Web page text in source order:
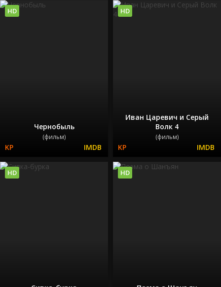
Чернобыль
(фильм)
HD
Иван Царевич и Серый
Волк 4
(фильм)
HD
HD HD